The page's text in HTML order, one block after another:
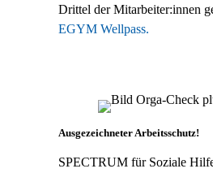
Drittel der Mitarbeiter:innen
EGYM Wellpass.
Ausgezeichneter Arbeitsschutz!
SPECTRUM für Soziale